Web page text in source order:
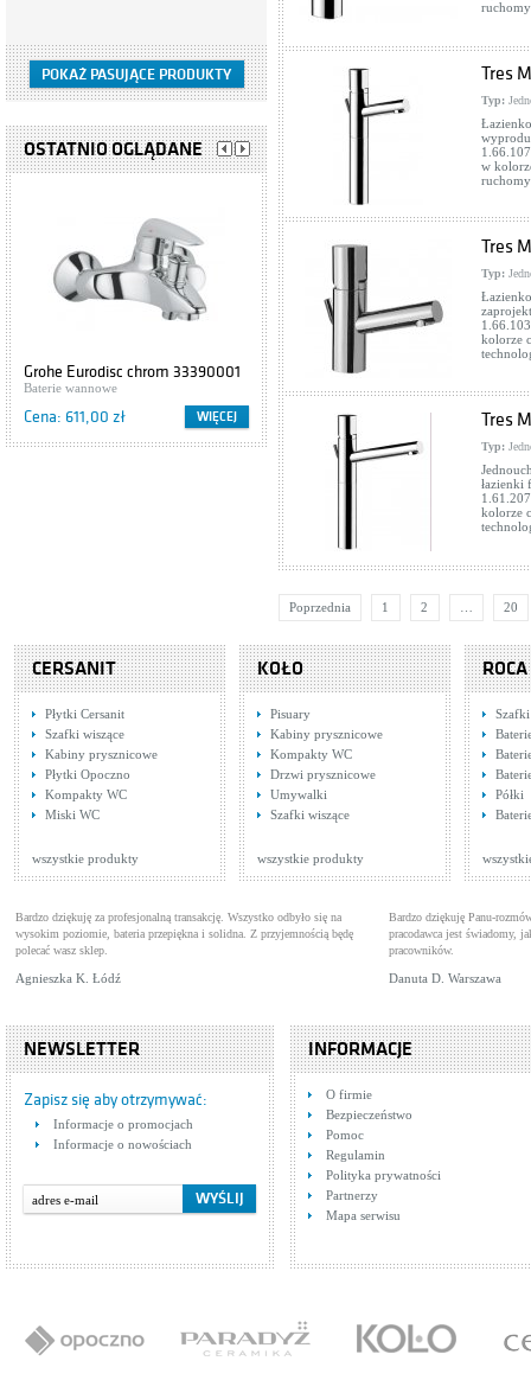
OSTATNIO OGLĄDANE
Grohe Eurodisc chrom 33390001
Baterie wannowe
Cena: 611,00 zł WIĘCEJ
Cersanit IBIZA S504-009
Cena: 416,00 zł WIĘCEJ
Tres
Typ:
w
Tres
Typ:
kolorze
Tres
Typ:
łazienki
kolorze
Poprzednia 1 2 20
CERSANIT
Płytki Cersanit
Szafki wiszące
Kabiny prysznicowe
Płytki Opoczno
Kompakty WC
Miski WC
wszystkie produkty
KOŁO
Pisuary
Kabiny prysznicowe
Kompakty WC
Drzwi prysznicowe
Umywalki
Szafki wiszące
wszystkie produkty
ROCA
Szafki
Półki
Bardzo dziękuję za profesjonalną transakcję. Wszystko odbyło się na
wysokim poziomie, bateria przepiękna i solidna. Z przyjemnością będę
polecać wasz sklep.
Agnieszka K. Łódź
Bardzo dziękuję Panu-
pracodawca jest świadomy,
pracowników.
Danuta D. Warszawa
NEWSLETTER
Zapisz się aby otrzymywać:
Informacje o promocjach
Informacje o nowościach
INFORMACJE
O firmie
Bezpieczeństwo
Pomoc
Regulamin
Polityka prywatności
Partnerzy
Mapa serwisu